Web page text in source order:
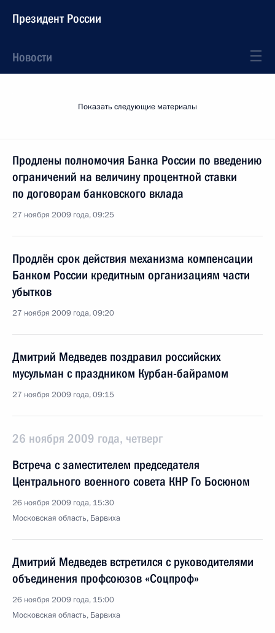
Президент России
Новости
Показать следующие материалы
Продлены полномочия Банка России по введению
ограничений на величину процентной ставки
по договорам банковского вклада
27 ноября 2009 года, 09:25
Продлён срок действия механизма компенсации
Банком России кредитным организациям части
убытков
27 ноября 2009 года, 09:20
Дмитрий Медведев поздравил российских
мусульман с праздником Курбан-байрамом
27 ноября 2009 года, 09:15
26 ноября 2009 года, четверг
Встреча с заместителем председателя
Центрального военного совета КНР Го Босюном
26 ноября 2009 года, 15:30
Московская область, Барвиха
Дмитрий Медведев встретился с руководителями
объединения профсоюзов «Соцпроф»
26 ноября 2009 года, 15:00
Московская область, Барвиха